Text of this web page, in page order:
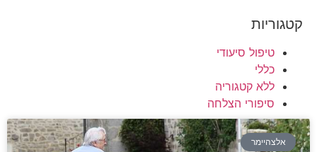
קטגוריות
טיפול סיעודי
כללי
ללא קטגוריה
סיפורי הצלחה
אלצהיימר